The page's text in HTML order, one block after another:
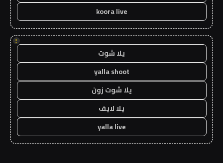
koora live
!
يلا شوت
yalla shoot
يلا شوت زون
يلا لايف
yalla live